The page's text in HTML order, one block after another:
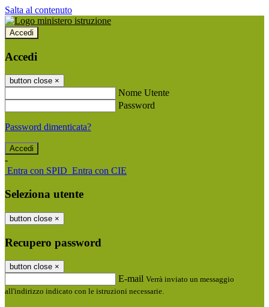
Salta al contenuto
Accedi
Accedi
button close ×
Nome Utente
Password
Password dimenticata?
-
Entra con SPID Entra con CIE
Seleziona utente
button close ×
Recupero password
button close ×
E-mail Verrà inviato un messaggio
all'indirizzo indicato con le istruzioni necessarie.